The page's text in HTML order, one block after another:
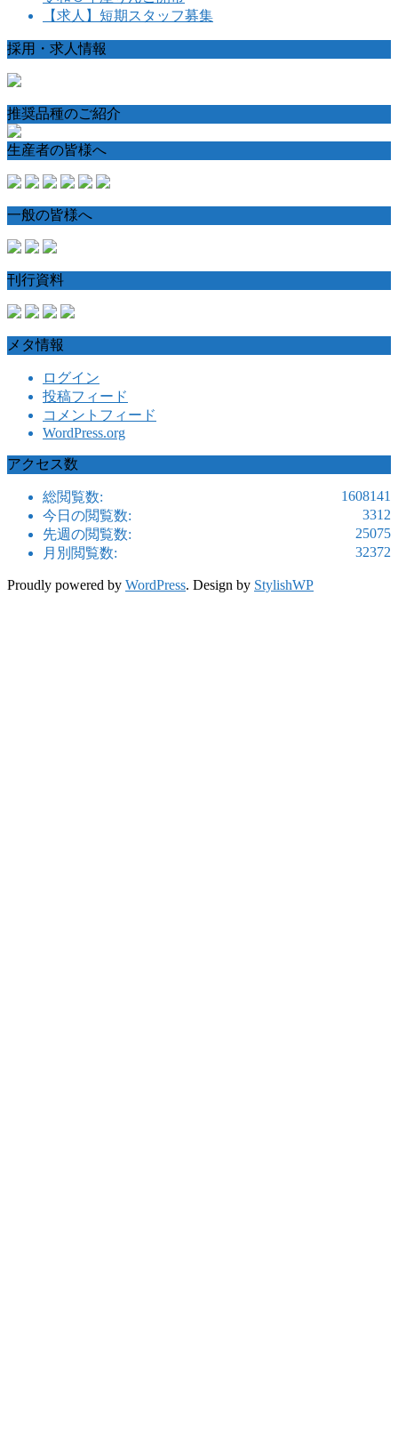
【求人】短期スタッフ募集
採用・求人情報
推奨品種のご紹介
生産者の皆様へ
一般の皆様へ
刊行資料
メタ情報
ログイン
投稿フィード
コメントフィード
WordPress.org
アクセス数
1608141
総閲覧数:
3312
今日の閲覧数:
25075
先週の閲覧数:
32372
月別閲覧数:
Proudly powered by WordPress. Design by StylishWP